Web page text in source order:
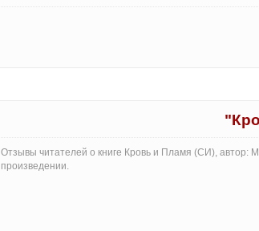
Отзывы читателей о книге Кровь и Пламя (СИ), автор:
произведении.